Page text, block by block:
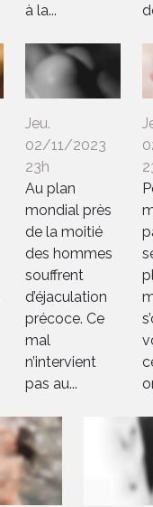
à la...
Jeu.
02/11/2023
23h
Au plan
mondial près
de la moitié
des hommes
souffrent
d’éjaculation
précoce. Ce
mal
n’intervient
pas au...